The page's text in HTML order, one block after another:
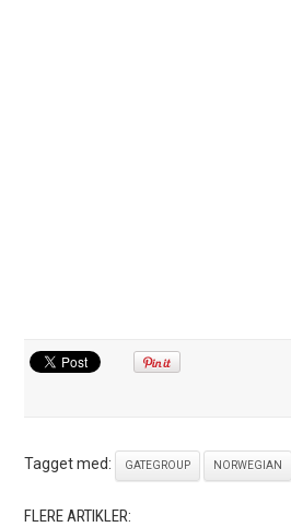
Tagget med: GATEGROUP NORWEGIAN
FLERE ARTIKLER: